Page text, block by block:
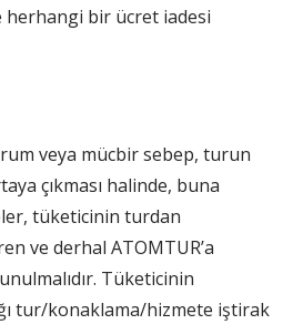
bir ücret iadesi
veya mücbir sebep, turun
çıkması halinde, buna
tüketicinin turdan
ve derhal ATOMTUR’a
Tüketicinin
tur/konaklama/hizmete iştirak